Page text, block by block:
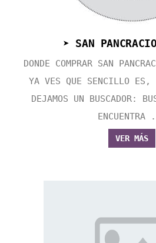
➤ SAN
DONDE COMPRAR SAN
YA VES QUE SENCILLO ES,
DEJAMOS UN BUSCADOR:
VER MÁS